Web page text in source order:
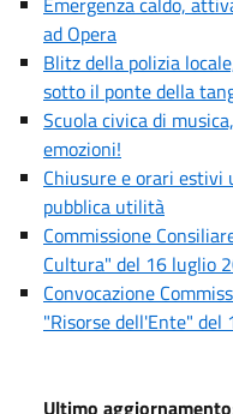
ad Opera
Blitz della polizia
sotto il ponte della
Scuola civica di
emozioni!
Chiusure e orari estivi
pubblica utilità
Commissione
Cultura" del 16 luglio
Convocazione
"Risorse dell'Ente"
Ultimo aggiornamento